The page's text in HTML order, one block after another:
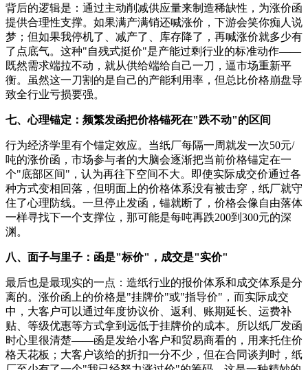
背后的逻辑是：通过主动削减供应量来制造稀缺性，为涨价函
提供合理性支撑。如果满产满销还喊涨价，下游会笑你痴人说
梦；但如果我停机了、减产了、库存降了，再喊涨价就多少有
了点底气。这种"自残式挺价"是产能过剩行业的标准动作——
既然需求端拉不动，就从供给端给自己一刀，逼市场重新平
衡。虽然这一刀割的是自己的产能利用率，但总比价格崩盘导
致全行业亏损要强。
七、心理锚定：频繁发函把价格锚死在"跌不动"的区间
行为经济学里有个锚定效应。当纸厂每隔一周就发一次50元/
吨的涨价函，市场参与者的大脑会逐渐把当前价格锚定在一
个"底部区间"，认为再往下空间不大。即使实际成交价通过各
种方式变相回落，但明面上的价格体系没有被击穿，纸厂就守
住了心理防线。一旦停止发函，锚就断了，价格会像自由落体
一样寻找下一个支撑位，那可能是每吨再跌200到300元的深
渊。
八、面子与里子：函是"标价"，成交是"实价"
最后也是最现实的一点：造纸行业的报价体系和成交体系是分
离的。涨价函上的价格是"挂牌价"或"指导价"，而实际成交
中，大客户可以通过年度协议价、返利、账期延长、运费补
贴、等级优惠等方式拿到远低于挂牌价的成本。所以纸厂发函
时心里很清楚——函是发给小客户和贸易商看的，用来托住价
格天花板；大客户该给的折扣一分不少，但在合同谈判时，纸